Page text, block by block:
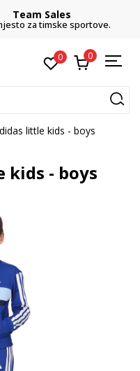
sportove.
0 0
little kids - boys
kids - boys